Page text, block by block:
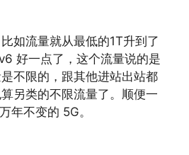
如流量就从最低的1T升到了
好一点了，这个流量说的是
不限的，跟其他进站出站都
另类的不限流量了。顺便一
年不变的 5G。